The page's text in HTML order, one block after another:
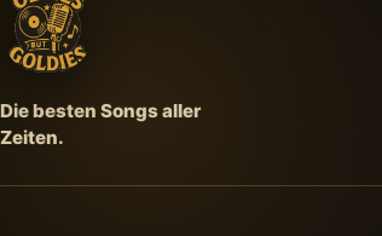
Die besten Songs aller
Zeiten.